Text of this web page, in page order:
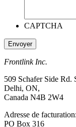
CAPTCHA
Frontlink Inc.
509 Schafer Side Rd.
Delhi, ON,
Canada N4B 2W4
Adresse de facturation:
PO Box 316